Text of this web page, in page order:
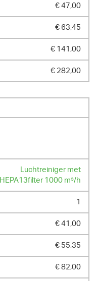
€ 47,00
€ 63,45
€ 141,00
€ 282,00
Luchtreiniger met
HEPA13filter 1000 m³/h
1
€ 41,00
€ 55,35
€ 82,00